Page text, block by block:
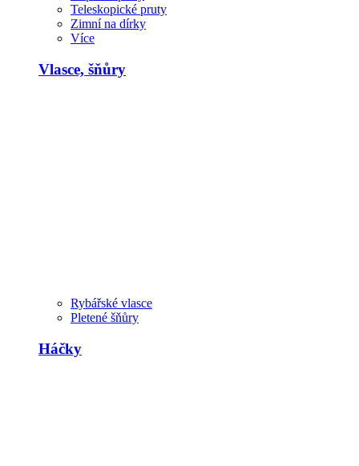
Teleskopické pruty
Zimní na dírky
Více
Vlasce, šňůry
Rybářské vlasce
Pletené šňůry
Háčky